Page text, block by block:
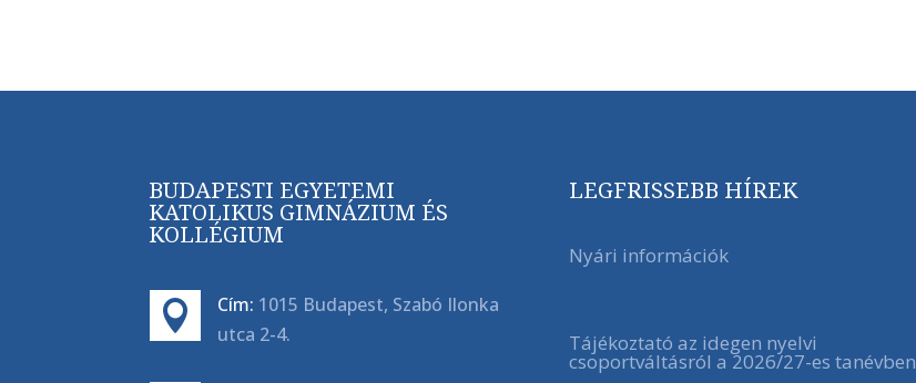
BUDAPESTI EGYETEMI
KATOLIKUS GIMNÁZIUM ÉS
KOLLÉGIUM
 Cím: 1015 Budapest, Szabó Ilonka
utca 2-4.
LEGFRISSEBB HÍREK
Nyári információk
Tájékoztató az idegen nyelvi
csoportváltásról a 2026/27-es tanévben